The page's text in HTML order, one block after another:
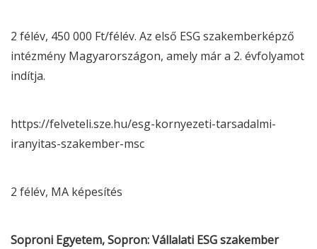
2 félév, 450 000 Ft/félév. Az első ESG szakemberképző
intézmény Magyarországon, amely már a 2. évfolyamot
indítja.
https://felveteli.sze.hu/esg-kornyezeti-tarsadalmi-
iranyitas-szakember-msc
2 félév, MA képesítés
Soproni Egyetem, Sopron: Vállalati ESGszakember